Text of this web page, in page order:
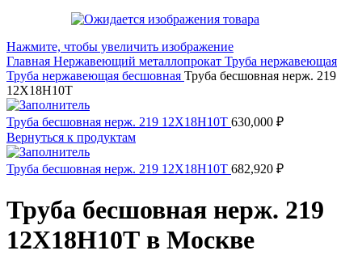
Нажмите, чтобы увеличить изображение
Главная Нержавеющий металлопрокат Труба нержавеющая
Труба нержавеющая бесшовная Труба бесшовная нерж. 219
12Х18Н10Т
Труба бесшовная нерж. 219 12Х18Н10Т 630,000 ₽
Вернуться к продуктам
Труба бесшовная нерж. 219 12Х18Н10Т 682,920 ₽
Труба бесшовная нерж. 219
12Х18Н10Т в Москве